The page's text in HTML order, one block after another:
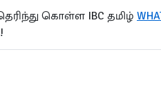
கொள்ள IBC தமிழ்